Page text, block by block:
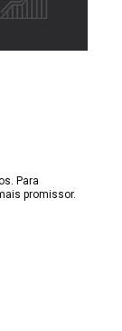
Para
promissor.